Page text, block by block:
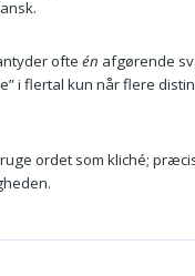
ofte én afgørende
i flertal kun når flere
ordet som kliché;